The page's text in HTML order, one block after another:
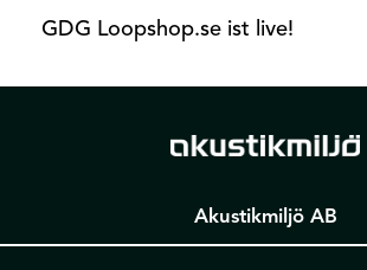
GDG Loopshop.se ist live!
Akustikmiljö AB